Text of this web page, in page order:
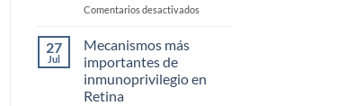
Comentarios desactivadosen
27
Jul
Mecanismos más
importantes de
inmunoprivilegio en
Retina